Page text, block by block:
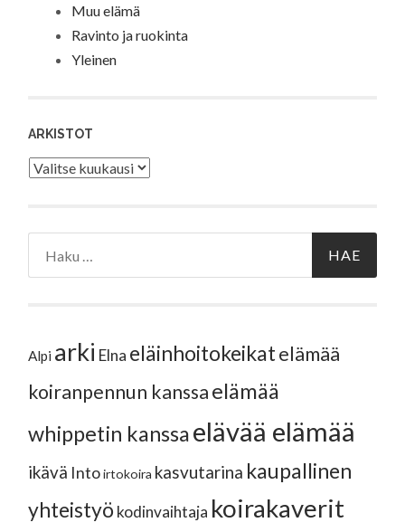
Muu elämä
Ravinto ja ruokinta
Yleinen
ARKISTOT
Arkistot
Alpi arki Elna eläinhoitokeikatelämää
koiranpennun kanssaelämää
whippetin kanssaelävää elämää
ikävä Intoirtokoira kasvutarina kaupallinen
yhteistyö kodinvaihtaja koirakaverit